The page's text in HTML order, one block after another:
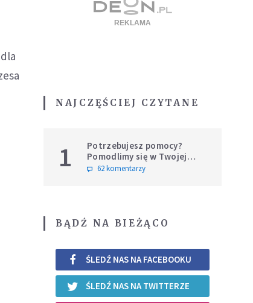
NAJCZĘŚCIEJ CZYTANE
1
Potrzebujesz pomocy?
Pomodlimy się w Twojej
intencji
62 komentarzy
BĄDŹ NA BIEŻĄCO
ŚLEDŹ NAS NA FACEBOOKU
ŚLEDŹ NAS NA TWITTERZE